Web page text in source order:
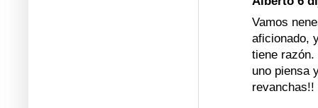
Vamos
aficionado,
tiene razón.
uno piensa
revanchas!!